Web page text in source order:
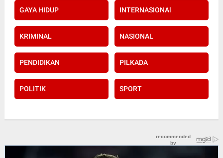
GAYA HIDUP INTERNASIONAl
KRIMINAL NASIONAL
PENDIDIKAN PILKADA
POLITIK SPORT